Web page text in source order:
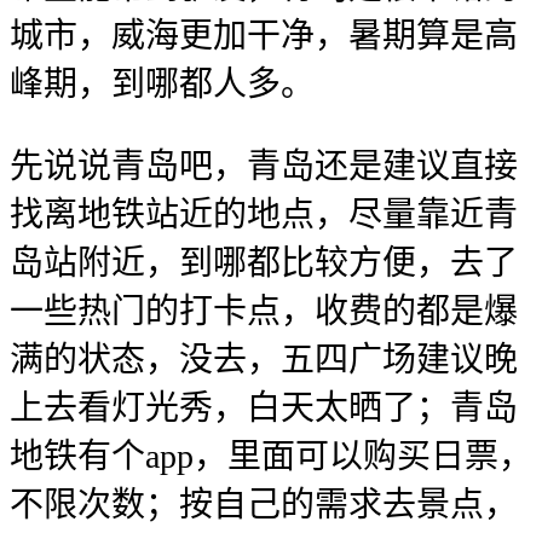
城市，威海更加干净，暑期算是高
峰期，到哪都人多。
先说说青岛吧，青岛还是建议直接
找离地铁站近的地点，尽量靠近青
岛站附近，到哪都比较方便，去了
一些热门的打卡点，收费的都是爆
满的状态，没去，五四广场建议晚
上去看灯光秀，白天太晒了；青岛
地铁有个app，里面可以购买日票，
不限次数；按自己的需求去景点，